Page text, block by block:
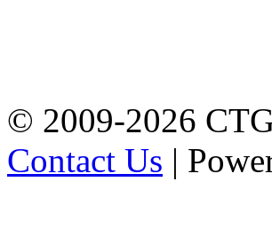
© 2009-2026
Contact Us |